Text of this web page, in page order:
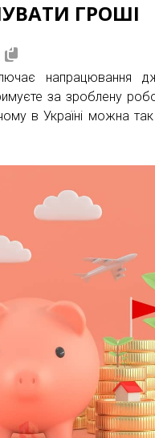
ГРОШІ
напрацювання
за зроблену
в Україні можна